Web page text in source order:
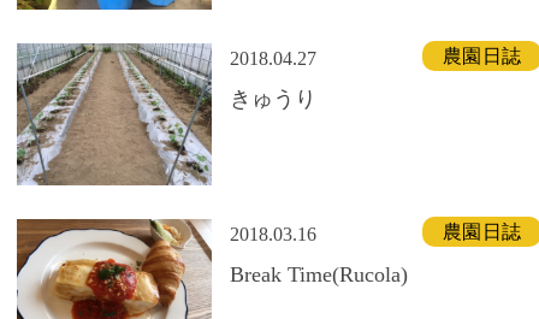
2018.04.27 農園日誌
きゅうり
2018.03.16 農園日誌
Break Time(Rucola)